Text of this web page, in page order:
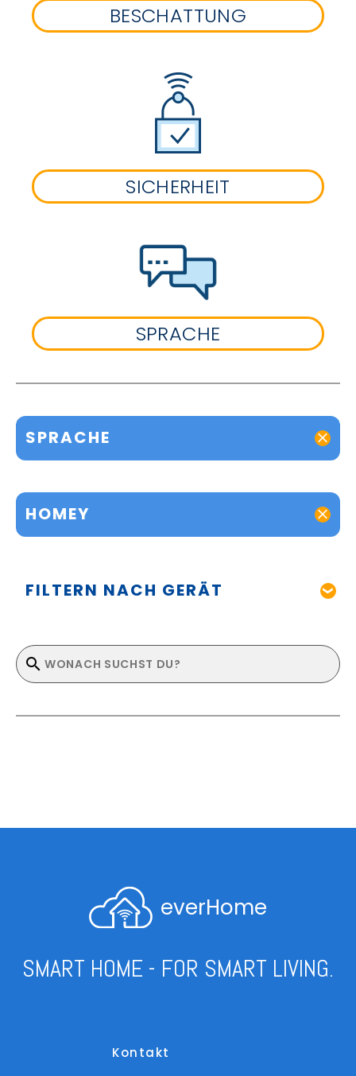
BESCHATTUNG
SICHERHEIT
SPRACHE
SPRACHE
HOMEY
FILTERN NACH GERÄT
everHome
SMART HOME - FOR SMART LIVING.
Kontakt